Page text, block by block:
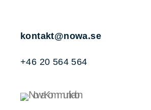
kontakt@nowa.se
+46 20 564 564